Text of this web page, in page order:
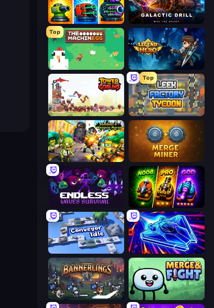
Pumpkin Defense: Merge Cannon Galactic Drill
Top
The MachinEGG Legend of Hero
Tower vs Goblins
Top
Leek Factory Tycoon
Zombies 4 Weapon Merge Merge Miner
Endless Waves Survival Merge Survival
Conveyor Idle Stellar Swarm
Bannerlings Merge & Fight